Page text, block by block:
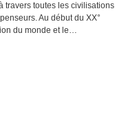
travers toutes les civilisations
Au début du XX°
du monde et le…